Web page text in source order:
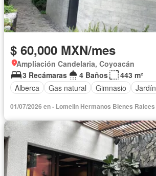
$ 60,000 MXN/mes
Ampliación Candelaria, Coyoacán
3 Recámaras
4 Baños
443 m²
Alberca
Gas natural Gimnasio Jardín
01/07/2026 en - Lomelin Hermanos Bienes Raices